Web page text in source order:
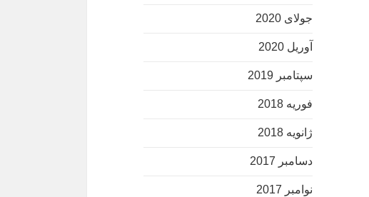
جولای 2020
آوریل 2020
سپتامبر 2019
فوریه 2018
ژانویه 2018
دسامبر 2017
نوامبر 2017